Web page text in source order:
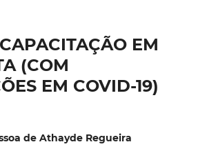
EM
(COM
EM COVID-19)
de Athayde Regueira